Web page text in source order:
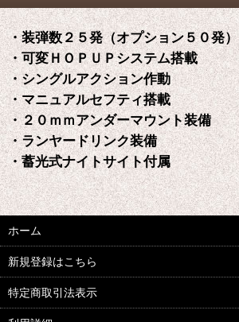
・装弾数２５発（オプション５０発）
・可変ＨＯＰＵＰシステム搭載
・シングルアクション作動
・マニュアルセフティ搭載
・２０ｍｍアンダーマウント装備
・ランヤードリンク装備
・蓄光式ナイトサイト付属
ホーム
新規登録はこちら
特定商取引法表示